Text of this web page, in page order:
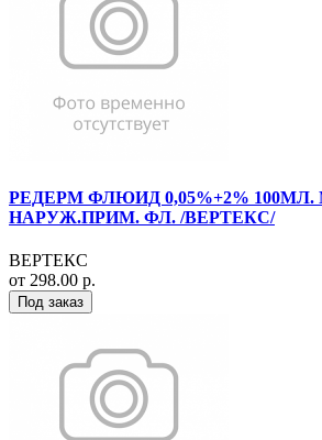
РЕДЕРМ ФЛЮИД 0,05%+2% 100МЛ.
НАРУЖ.ПРИМ. ФЛ. /ВЕРТЕКС/
ВЕРТЕКС
от 298.00 р.
Под заказ